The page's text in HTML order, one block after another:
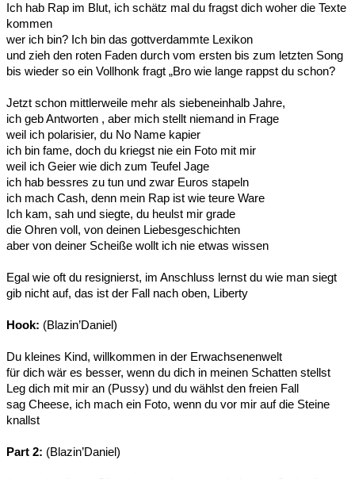
Ich hab Rap im Blut, ich schätz mal du fragst dich woher die Texte
kommen
wer ich bin? Ich bin das gottverdammte Lexikon
und zieh den roten Faden durch vom ersten bis zum letzten Song
bis wieder so ein Vollhonk fragt „Bro wie lange rappst du schon?
Jetzt schon mittlerweile mehr als siebeneinhalb Jahre,
ich geb Antworten , aber mich stellt niemand in Frage
weil ich polarisier, du No Name kapier
ich bin fame, doch du kriegst nie ein Foto mit mir
weil ich Geier wie dich zum Teufel Jage
ich hab bessres zu tun und zwar Euros stapeln
ich mach Cash, denn mein Rap ist wie teure Ware
Ich kam, sah und siegte, du heulst mir grade
die Ohren voll, von deinen Liebesgeschichten
aber von deiner Scheiße wollt ich nie etwas wissen
Egal wie oft du resignierst, im Anschluss lernst du wie man siegt
gib nicht auf, das ist der Fall nach oben, Liberty
Hook: (Blazin’Daniel)
Du kleines Kind, willkommen in der Erwachsenenwelt
für dich wär es besser, wenn du dich in meinen Schatten stellst
Leg dich mit mir an (Pussy) und du wählst den freien Fall
sag Cheese, ich mach ein Foto, wenn du vor mir auf die Steine
knallst
Part 2: (Blazin’Daniel)